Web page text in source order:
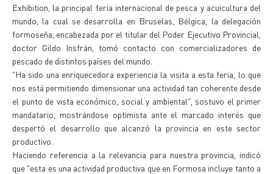
Exhibition, la principal feria internacional de pesca y acuicultura del
mundo, la cual se desarrolla en Bruselas, Bélgica, la delegación
formoseña, encabezada por el titular del Poder Ejecutivo Provincial,
doctor Gildo Insfrán, tomó contacto con comercializadores de
pescado de distintos países del mundo.
"Ha sido una enriquecedora experiencia la visita a esta feria, lo que
nos está permitiendo dimensionar una actividad tan coherente desde
el punto de vista económico, social y ambiental", sostuvo el primer
mandatario, mostrándose optimista ante el marcado interés que
despertó el desarrollo que alcanzó la provincia en este sector
productivo.
Haciendo referencia a la relevancia para nuestra provincia, indicó
que "esta es una actividad productiva que en Formosa incluye tanto a